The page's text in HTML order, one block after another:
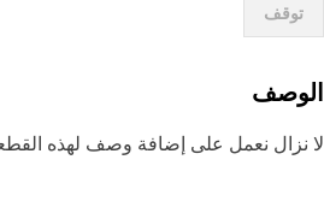
توقف
نزال نعمل على إضافة وصف لهذه القطعة.